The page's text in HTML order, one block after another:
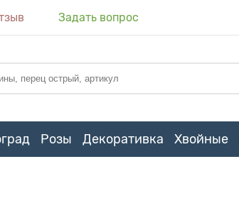
Задать вопрос
Розы Декоративка Хвойные